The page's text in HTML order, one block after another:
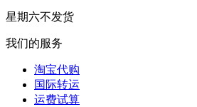
星期六不发货
我们的服务
淘宝代购
国际转运
运费试算